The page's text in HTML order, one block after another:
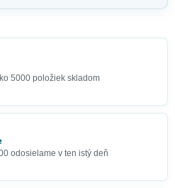
5000 položiek skladom
odosielame v ten istý deň